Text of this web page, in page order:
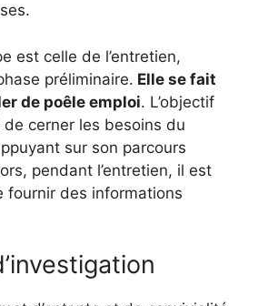
est celle de l’entretien,
préliminaire. Elle se fait
de poêle emploi. L’objectif
de cerner les besoins du
sur son parcours
pendant l’entretien, il est
fournir des informations